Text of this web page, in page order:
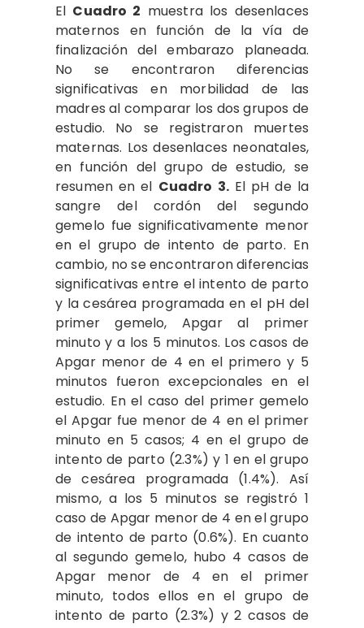
El Cuadro 2 muestra los desenlaces
maternos en función de la vía de
finalización del embarazo planeada.
No se encontraron diferencias
significativas en morbilidad de las
madres al comparar los dos grupos de
estudio. No se registraron muertes
maternas. Los desenlaces neonatales,
en función del grupo de estudio, se
resumen en el Cuadro 3.El pH de la
sangre del cordón del segundo
gemelo fue significativamente menor
en el grupo de intento de parto. En
cambio, no se encontraron diferencias
significativas entre el intento de parto
y la cesárea programada en el pH del
primer gemelo, Apgar al primer
minuto y a los 5 minutos. Los casos de
Apgar menor de 4 en el primero y 5
minutos fueron excepcionales en el
estudio. En el caso del primer gemelo
el Apgar fue menor de 4 en el primer
minuto en 5 casos; 4 en el grupo de
intento de parto (2.3%) y 1 en el grupo
de cesárea programada (1.4%). Así
mismo, a los 5 minutos se registró 1
caso de Apgar menor de 4 en el grupo
de intento de parto (0.6%). En cuanto
al segundo gemelo, hubo 4 casos de
Apgar menor de 4 en el primer
minuto, todos ellos en el grupo de
intento de parto (2.3%) y 2 casos de